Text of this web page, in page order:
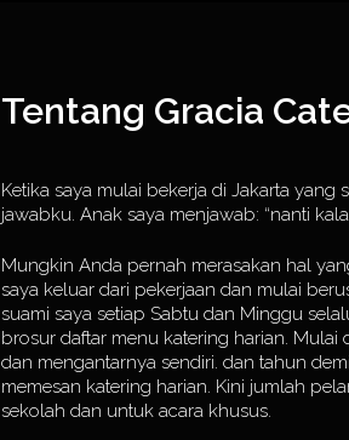
Tentang Gracia
Ketika saya mulai bekerja di Jakarta yang
jawabku. Anak saya menjawab: “nanti
Mungkin Anda pernah merasakan hal
saya keluar dari pekerjaan dan mulai
suami saya setiap Sabtu dan Minggu
brosur daftar menu katering harian. Mulai
dan mengantarnya sendiri. dan tahun
memesan katering harian. Kini jumlah
sekolah dan untuk acara khusus.